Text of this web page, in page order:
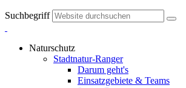
Suchbegriff
Naturschutz
Stadtnatur-Ranger
Darum geht's
Einsatzgebiete & Teams